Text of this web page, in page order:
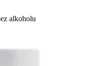
alkoholu